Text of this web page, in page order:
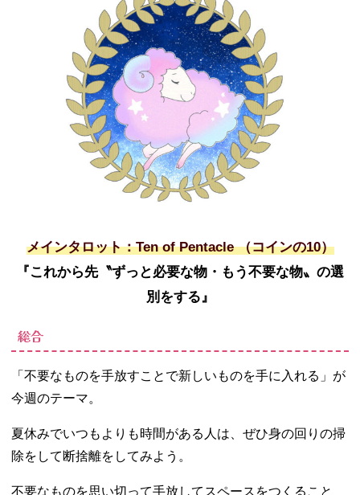
メインタロット：Ten of Pentacle （コインの10）
『これから先〝ずっと必要な物・もう不要な物〟の選
別をする』
総合
「不要なものを手放すことで新しいものを手に入れる」が
今週のテーマ。
夏休みでいつもよりも時間がある人は、ぜひ身の回りの掃
除をして断捨離をしてみよう。
不要なものを思い切って手放してスペースをつくること